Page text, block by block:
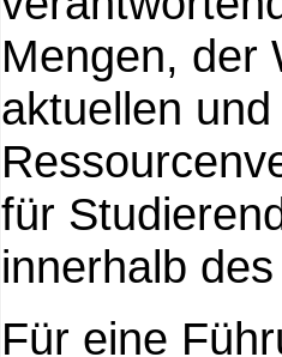
Mengen, der
aktuellen
für
innerhalb
Für eine